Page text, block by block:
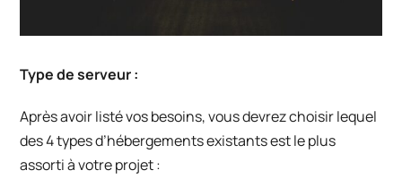
Type de serveur :
Après avoir listé vos besoins, vous devrez choisir lequel
des 4 types d’hébergements existants est le plus
assorti à votre projet :